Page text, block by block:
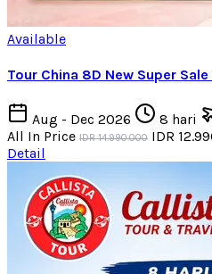
Available
Tour China 8D New Super
Aug - Dec 2026 8 hari
All In Price IDR 14.990.000 IDR
Detail